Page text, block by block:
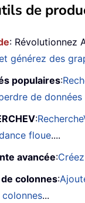
de
: Révolutionnez
générez des
populaires:
de données
:
floue....
avancée:
colonnes:
...